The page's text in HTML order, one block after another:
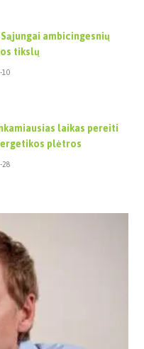
ambicingesnių
tikslų
laikas pereiti
plėtros